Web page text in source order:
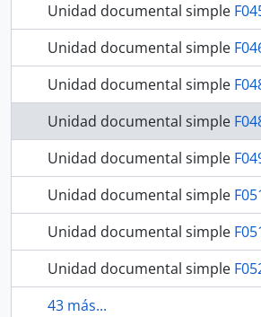
Unidad documental simple F0458 / OBRA RARA /
Unidad documental simple F0461
Unidad documental simple F0480 / OBRA RARA /
Unidad documental simple F0486 / OBRA
Unidad documental simple F0497 /
Unidad documental simple F0517 /
Unidad documental simple F0519 / OBRA RARA / 1855 - Descrição da Costa do
Unidad documental simple F0521 /
43 más...